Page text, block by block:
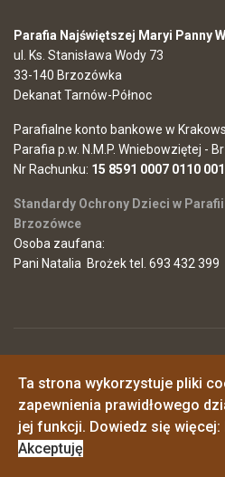
Parafia Najświętszej Maryi Panny
ul. Ks. Stanisława Wody 73
33-140 Brzozówka
Dekanat Tarnów-Północ
Parafialne konto bankowe w
Parafia p.w. N.M.P. Wniebowziętej -
Nr Rachunku: 15 8591 0007 0110
Standardy Ochrony Dzieci w
Brzozówce
Osoba zaufana:
Pani Natalia Brożek tel. 693 432 399
Brzozówce
Polityka prywatności
o. Piotr -
Ta strona wykorzystuje pliki
zapewnienia prawidłowego
jej funkcji. Dowiedz się więcej:
Akceptuję